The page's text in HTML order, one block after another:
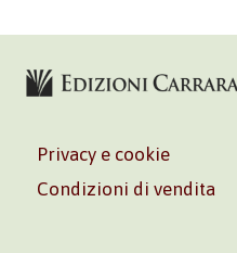
Privacy e cookie
Condizioni di vendita